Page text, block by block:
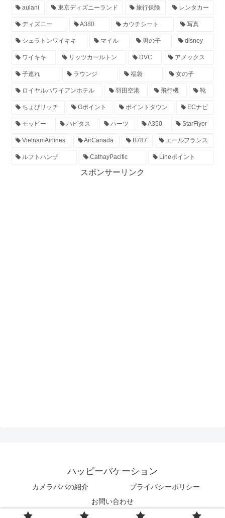
aulani 東京ディズニーランド 旅行保険 レンタカー
ディズニー A380 カウチシート 写真
シェラトンワイキキ マイル 男の子 disney
ワイキキ リッツカールトン DVC アメックス
子連れ ラウンジ 福袋 女の子
ロイヤルハワイアンホテル 羽田空港 飛行機 靴
ちょびリッチ Gポイント ポイントタウン ECナビ
モッピー ハピタス ハーツ A350 StarFlyer
VietnamAirlines AirCanada B787 エールフランス
ルフトハンザ CathayPacific Lineポイント
スポンサーリンク
ハッピーバケーション
カメラパパの紹介
プライバシーポリシー
お問い合わせ